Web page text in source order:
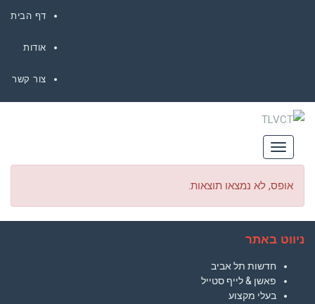
דף הבית
אודות
צור קשר
תפריט
אופס, לא נמצאו תוצאות.
ניווט באתר
חדשות תל אביב
פאשן & לייף סטייל
בעלי מקצוע